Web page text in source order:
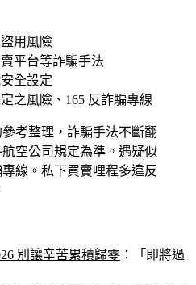
用風險
平台等詐騙手法
全設定
之風險、165 反詐騙專線
考整理，詐騙手法不斷翻
空公司規定為準。遇疑似
線。私下買賣哩程多違反
別讓辛苦累積歸零 ：「即將過